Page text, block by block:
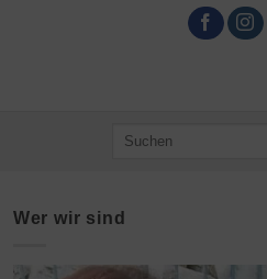
Suche
Wer wir sind